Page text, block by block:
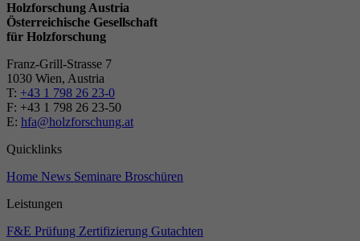
Holzforschung Austria
Österreichische Gesellschaft
für Holzforschung
Franz-Grill-Strasse 7
1030 Wien, Austria
T: +43 1 798 26 23-0
​​F: +43 1 798 26 23-50
E: hfa@holzforschung.at
Quicklinks
Home News Seminare Broschüren
Leistungen
F&E Prüfung Zertifizierung Gutachten